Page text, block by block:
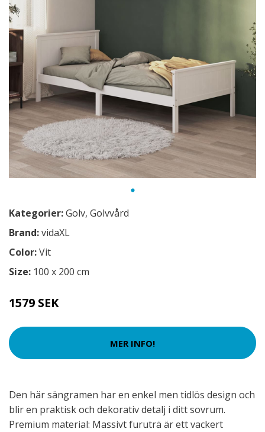
Kategorier:Golv, Golvvård
Brand:vidaXL
Color:Vit
Size: 100 x 200 cm
1579 SEK
MER INFO!
Den här sängramen har en enkel men tidlös design och
blir en praktisk och dekorativ detalj i ditt sovrum.
Premium material: Massivt furuträ är ett vackert